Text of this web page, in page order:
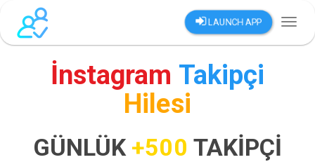
LAUNCH APP
İnstagram Takipçi
Hilesi
GÜNLÜK +500 TAKİPÇİ